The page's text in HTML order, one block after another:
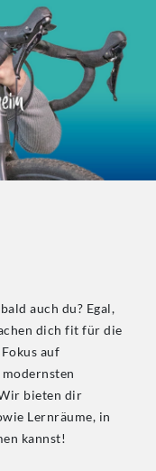
auch du? Egal,
dich fit für die
auf
bieten dir
Lernräume, in
kannst!